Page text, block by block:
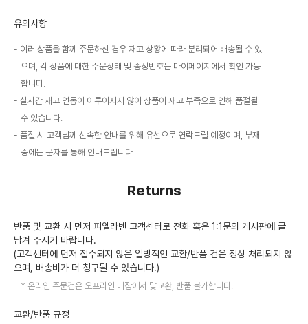
유의사항
여러 상품을 함께 주문하신 경우 재고 상황에 따라 분리되어 배송될 수 있
으며, 각 상품에 대한 주문상태 및 송장번호는 마이페이지에서 확인 가능
합니다.
실시간 재고 연동이 이루어지지 않아 상품이 재고 부족으로 인해 품절될
수 있습니다.
품절 시 고객님께 신속한 안내를 위해 유선으로 연락드릴 예정이며, 부재
중에는 문자를 통해 안내드립니다.
Returns
반품 및 교환 시 먼저 피엘라벤 고객센터로 전화 혹은 1:1문의 게시판에 글
남겨 주시기 바랍니다.
(고객센터에 먼저 접수되지 않은 일방적인 교환/반품 건은 정상 처리되지 않
으며, 배송비가 더 청구될 수 있습니다.)
온라인 주문건은 오프라인 매장에서 맞교환, 반품 불가합니다.
교환/반품 규정